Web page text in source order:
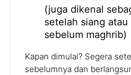
(juga dikenal
setelah siang
sebelum maghrib)
Kapan dimulai? Segera
sebelumnya dan